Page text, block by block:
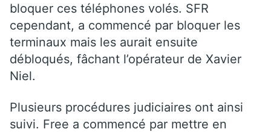
bloquer ces téléphones volés. SFR
cependant, a commencé par bloquer les
terminaux mais les aurait ensuite
débloqués, fâchant l’opérateur de Xavier
Niel.
Plusieurs procédures judiciaires ont ainsi
suivi. Free a commencé par mettre en